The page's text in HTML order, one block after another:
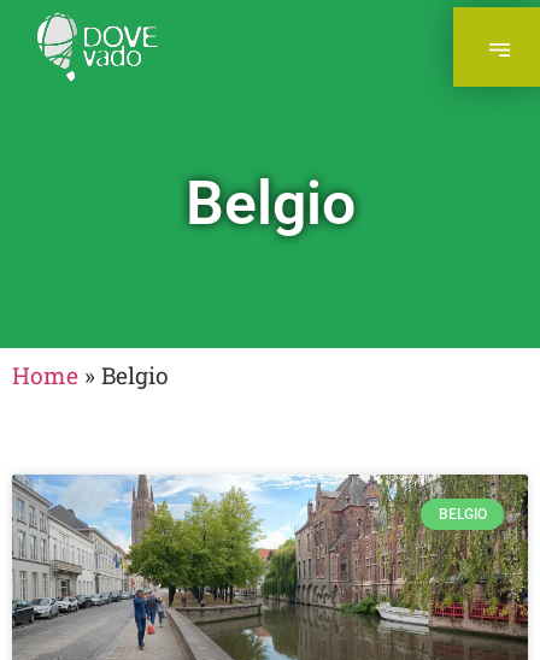
Belgio
Home » Belgio
BELGIO